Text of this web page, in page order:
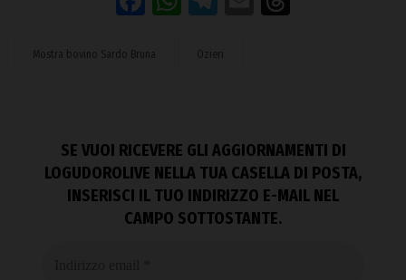
Mostra bovino Sardo Bruna Ozieri
SE VUOI RICEVERE GLI AGGIORNAMENTI DI
LOGUDOROLIVE NELLA TUA CASELLA DI POSTA,
INSERISCI IL TUO INDIRIZZO E-MAIL NEL
CAMPO SOTTOSTANTE.